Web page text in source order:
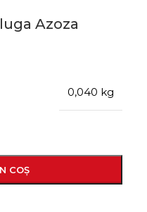
Azoza
0,040 kg
COȘ